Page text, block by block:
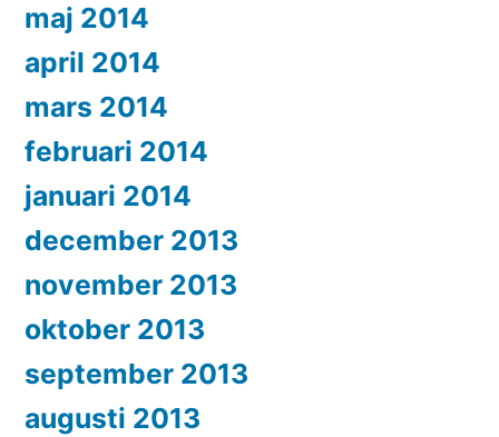
maj 2014
april 2014
mars 2014
februari 2014
januari 2014
december 2013
november 2013
oktober 2013
september 2013
augusti 2013